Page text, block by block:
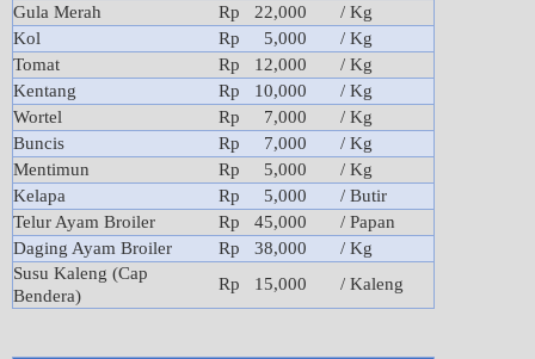
Gula Merah
Rp 22,000
/ Kg
Kol
Rp 5,000
/ Kg
Tomat
Rp 12,000
/ Kg
Kentang
Rp 10,000
/ Kg
Wortel
Rp 7,000
/ Kg
Buncis
Rp 7,000
/ Kg
Mentimun
Rp 5,000
/ Kg
Kelapa
Rp 5,000
/ Butir
Telur Ayam Broiler
Rp 45,000
/ Papan
Daging Ayam Broiler
Rp 38,000
/ Kg
Susu Kaleng (Cap
Bendera)
Rp 15,000 / Kaleng